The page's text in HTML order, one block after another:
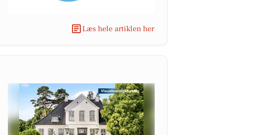
Læs hele artiklen her